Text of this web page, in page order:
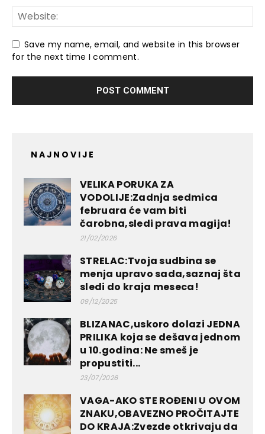
Save my name, email, and website in this browser
for the next time I comment.
NAJNOVIJE
VELIKA PORUKA ZA
VODOLIJE:Zadnja sedmica
februara će vam biti
čarobna,sledi prava magija!
21/02/2026
STRELAC:Tvoja sudbina se
menja upravo sada,saznaj šta
sledi do kraja meseca!
09/12/2025
BLIZANAC,uskoro dolazi JEDNA
PRILIKA koja se dešava jednom
u 10.godina: Ne smeš je
propustiti...
23/07/2026
VAGA-AKO STE ROĐENI U OVOM
ZNAKU,OBAVEZNO PROČITAJTE
DO KRAJA:Zvezde otkrivaju da